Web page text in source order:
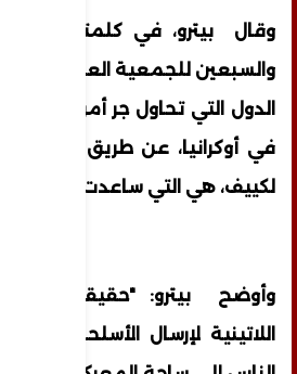
وقال بيترو، في كلمته أمام
والسبعين للجمعية العامة للأمم
الدول التي تحاول جر أمريكا
في أوكرانيا، عن طريق إرسال
لكييف، هي التي ساعدت على خلق
وأوضح بيترو: "حقيقة تمت
اللاتينية لإرسال الأسلحة، بما